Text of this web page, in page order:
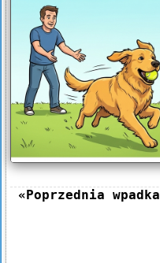
«Poprzednia wpadka